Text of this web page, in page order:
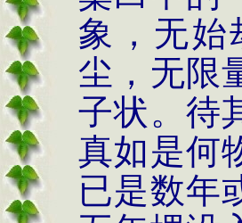
象，无始
尘，无限
子状。待
真如是何
已是数年